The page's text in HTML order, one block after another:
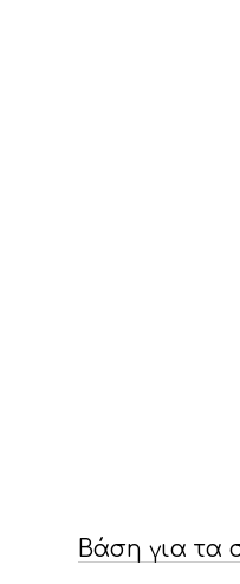
Βάση για τα